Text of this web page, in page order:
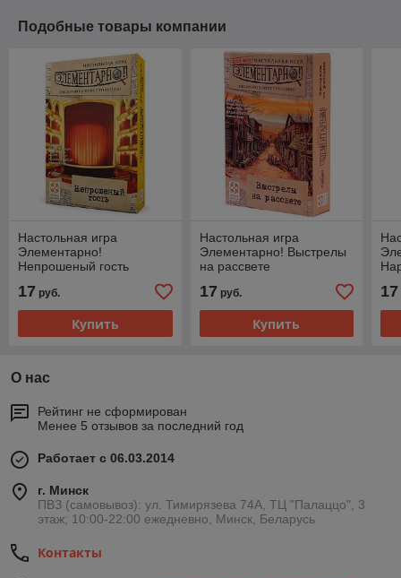
Подобные товары компании
Настольная игра
Элементарно!
Непрошеный гость
17 руб.
Купить
Настольная игра
Элементарно! Выстрелы
на рассвете
17 руб.
Купить
17
О нас
Рейтинг не сформирован
Менее 5 отзывов за последний год
Работает с 06.03.2014
г. Минск
ПВЗ (самовывоз): ул. Тимирязева 74A, ТЦ "Палаццо", 3
этаж; 10:00-22:00 ежедневно, Минск, Беларусь
Контакты